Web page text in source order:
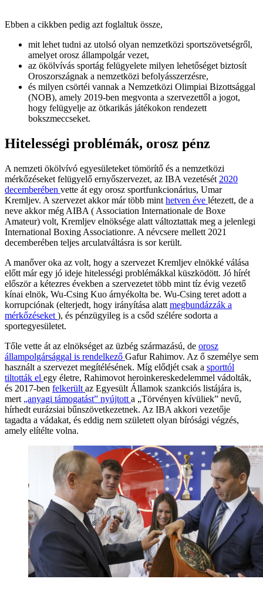
Ebben a cikkben pedig azt foglaltuk össze,
mit lehet tudni az utolsó olyan nemzetközi sportszövetségről,
amelyet orosz állampolgár vezet,
az ökölvívás sportág felügyelete milyen lehetőséget biztosít
Oroszországnak a nemzetközi befolyásszerzésre,
és milyen csörtéi vannak a Nemzetközi Olimpiai Bizottsággal
(NOB), amely 2019-ben megvonta a szervezettől a jogot,
hogy felügyelje az ötkarikás játékokon rendezett
bokszmeccseket.
Hitelességi problémák, orosz pénz
A nemzeti ökölvívó egyesületeket tömörítő és a nemzetközi
mérkőzéseket felügyelő ernyőszervezet, az IBA vezetését 2020
decemberében vette át egy orosz sportfunkcionárius, Umar
Kremljev. A szervezet akkor már több mint hetven éve létezett, de a
neve akkor még AIBA ( Association Internationale de Boxe
Amateur) volt, Kremljev elnöksége alatt változtattak meg a jelenlegi
International Boxing Associationre. A névcsere mellett 2021
decemberében teljes arculatváltásra is sor került.
A manőver oka az volt, hogy a szervezet Kremljev elnökké válása
előtt már egy jó ideje hitelességi problémákkal küszködött. Jó hírét
először a kétezres években a szervezetet több mint tíz évig vezető
kínai elnök, Wu-Csing Kuo árnyékolta be. Wu-Csing teret adott a
korrupciónak (elterjedt, hogy irányítása alatt megbundázzák a
mérkőzéseket ), és pénzügyileg is a csőd szélére sodorta a
sportegyesületet.
Tőle vette át az elnökséget az üzbég származású, de orosz
állampolgársággal is rendelkező Gafur Rahimov. Az ő személye sem
használt a szervezet megítélésének. Míg elődjét csak a sporttól
tiltották el egy életre, Rahimovot heroinkereskedelemmel vádolták,
és 2017-ben felkerült az Egyesült Államok szankciós listájára is,
mert „anyagi támogatást” nyújtott a „Törvényen kívüliek” nevű,
hírhedt eurázsiai bűnszövetkezetnek. Az IBA akkori vezetője
tagadta a vádakat, és eddig nem született olyan bírósági végzés,
amely elítélte volna.